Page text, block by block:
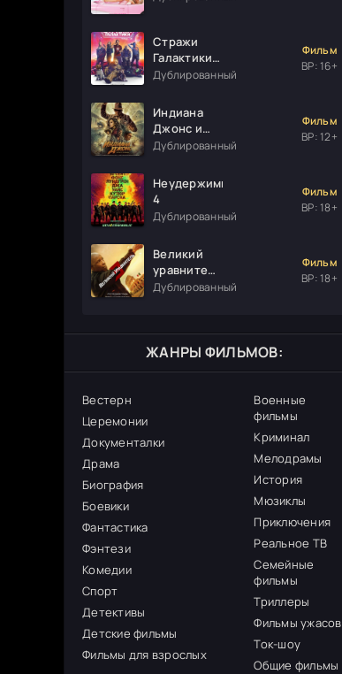
Стражи
Галактики.
Часть 3
Дублированный
Фильм
ВР: 16+
Индиана
Джонс и
колесо
Дублированный
Фильм
ВР: 12+
Неудержимые
4
Дублированный
Фильм
ВР: 18+
Великий
уравнитель
3
Дублированный
Фильм
ВР: 18+
ЖАНРЫ ФИЛЬМОВ:
Вестерн
Церемонии
Документалки
Драма
Биография
Боевики
Фантастика
Фэнтези
Комедии
Спорт
Детективы
Детские фильмы
Фильмы для взрослых
Военные
фильмы
Криминал
Мелодрамы
История
Мюзиклы
Приключения
Реальное ТВ
Семейные
фильмы
Триллеры
Фильмы ужасов
Ток-шоу
Общие фильмы